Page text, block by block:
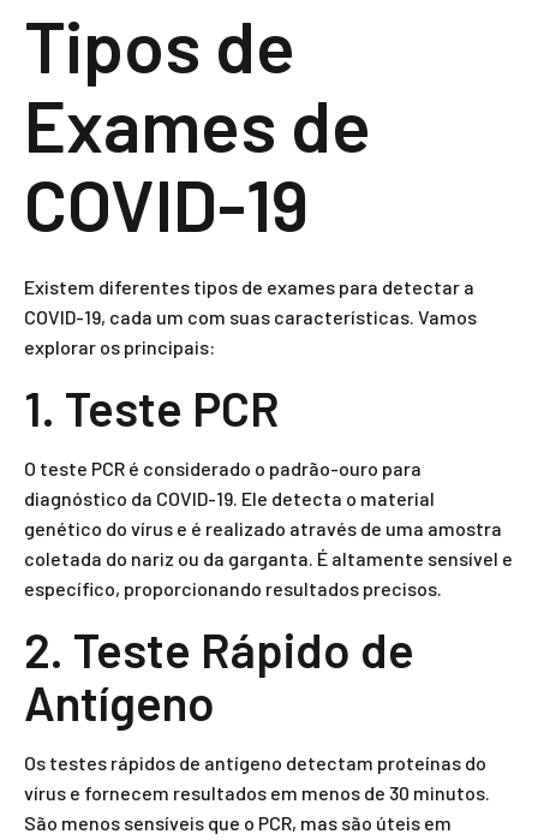
Tipos de
Exames de
COVID-19
Existem diferentes tipos de exames para detectar a
COVID-19, cada um com suas características. Vamos
explorar os principais:
1. Teste PCR
O teste PCR é considerado o padrão-ouro para
diagnóstico da COVID-19. Ele detecta o material
genético do vírus e é realizado através de uma amostra
coletada do nariz ou da garganta. É altamente sensível e
específico, proporcionando resultados precisos.
2. Teste Rápido de
Antígeno
Os testes rápidos de antígeno detectam proteínas do
vírus e fornecem resultados em menos de 30 minutos.
São menos sensíveis que o PCR, mas são úteis em